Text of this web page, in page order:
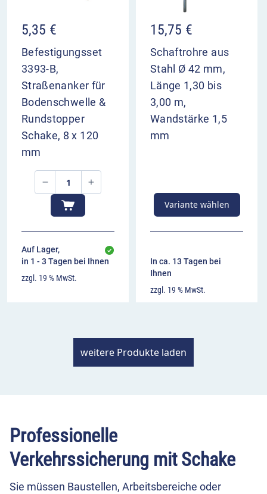
5,35 €
Befestigungsset
3393-B,
Straßenanker für
Bodenschwelle &
Rundstopper
Schake, 8 x 120
mm
Auf Lager,
in 1 - 3 Tagen bei Ihnen
zzgl. 19 % MwSt.
15,75 €
Schaftrohre aus
Stahl Ø 42 mm,
Länge 1,30 bis
3,00 m,
Wandstärke 1,5
mm
Variante wählen
In ca. 13 Tagen bei
Ihnen
zzgl. 19 % MwSt.
weitere Produkte laden
Professionelle
Verkehrssicherung mit Schake
Sie müssen Baustellen, Arbeitsbereiche oder